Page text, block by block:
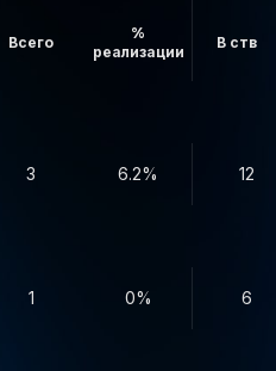
Всего
%
реализации
В створ
3 6.2% 12
1 0% 6